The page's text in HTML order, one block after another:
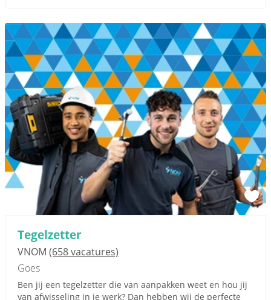
Tegelzetter
VNOM (658 vacatures)
Goes
Ben jij een tegelzetter die van aanpakken weet en hou jij
van afwisseling in je werk? Dan hebben wij de perfecte